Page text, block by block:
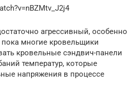
агрессивный, особенно
многие кровельщики
кровельные сэндвич-панели
температур, которые
напряжения в процессе